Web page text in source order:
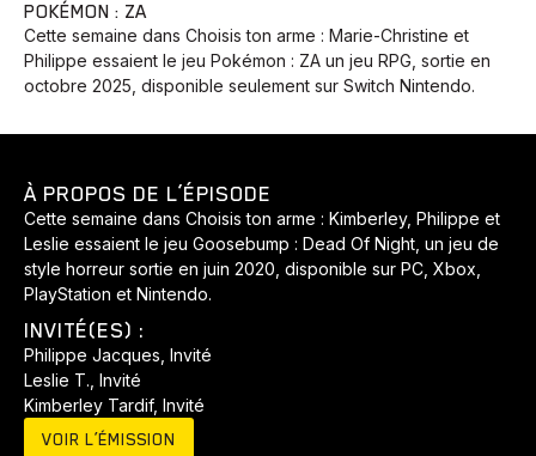
POKÉMON : ZA
Cette semaine dans Choisis ton arme : Marie-Christine et
Philippe essaient le jeu Pokémon : ZA un jeu RPG, sortie en
octobre 2025, disponible seulement sur Switch Nintendo.
À PROPOS DE L’ÉPISODE
Cette semaine dans Choisis ton arme : Kimberley, Philippe et
Leslie essaient le jeu Goosebump : Dead Of Night, un jeu de
style horreur sortie en juin 2020, disponible sur PC, Xbox,
PlayStation et Nintendo.
INVITÉ(ES) :
Philippe Jacques, Invité
Leslie T., Invité
Kimberley Tardif, Invité
VOIR L’ÉMISSION